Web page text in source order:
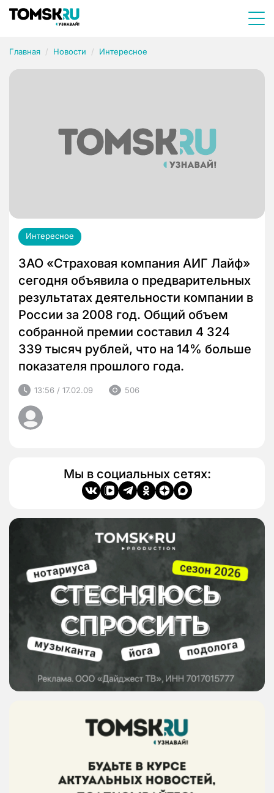
Главная Новости Интересное
Интересное
ЗАО «Страховая компания АИГ Лайф»
сегодня объявила о предварительных
результатах деятельности компании в
России за 2008 год. Общий объем
собранной премии составил 4 324
339 тысяч рублей, что на 14% больше
показателя прошлого года.
13:56 / 17.02.09 506
Мы в социальных сетях: